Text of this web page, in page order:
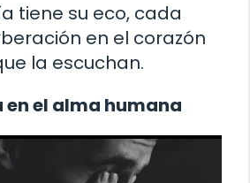
tiene su eco, cada
en el corazón
la escuchan.
en el alma humana